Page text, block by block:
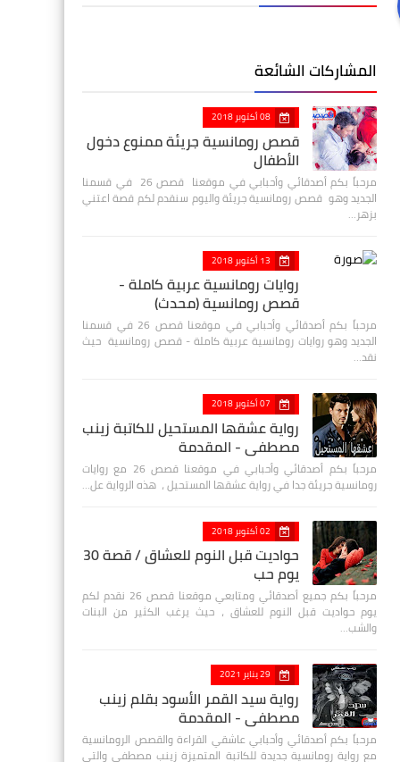
المشاركات الشائعة
08 أكتوبر 2018
قصص رومانسية جريئة ممنوع دخول
الأطفال
مرحباً بكم أصدقائي وأحبابي في موقعنا قصص 26 في قسمنا
الجديد وهو قصص رومانسية جريئة واليوم سنقدم لكم قصة اعتني
بزهر…
13 أكتوبر 2018
روايات رومانسية عربية كاملة -
قصص رومانسية (محدث)
مرحباً بكم أصدقائي وأحبابي في موقعنا قصص 26 في قسمنا
الجديد وهو روايات رومانسية عربية كاملة - قصص رومانسية حيث
نقد…
07 أكتوبر 2018
رواية عشقها المستحيل للكاتبة زينب
مصطفي - المقدمة
مرحباً بكم أصدقائي وأحبابي في موقعنا قصص 26 مع روايات
رومانسية جريئة جدا في رواية عشقها المستحيل ، هذه الرواية عل…
02 أكتوبر 2018
حواديت قبل النوم للعشاق / قصة 30
يوم حب
مرحباً بكم جميع أصدقائي ومتابعي موقعنا قصص 26 نقدم لكم
يوم حواديت قبل النوم للعشاق ، حيث يرغب الكثير من البنات
والشب…
29 يناير 2021
رواية سيد القمر الأسود بقلم زينب
مصطفي - المقدمة
مرحباً بكم أصدقائي وأحبابي عاشقي القراءة والقصص الرومانسية
مع رواية رومانسية جديدة للكاتبة المتميزة زينب مصطفى والتي